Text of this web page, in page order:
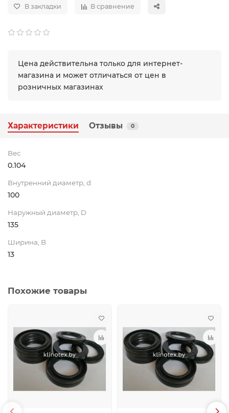
В закладки В сравнение
Цена действительна только для интернет-
магазина и может отличаться от цен в
розничных магазинах
Характеристики Отзывы 0
Вес
0.104
Внутренний диаметр, d
100
Наружный диаметр, D
135
Ширина, B
13
Похожие товары